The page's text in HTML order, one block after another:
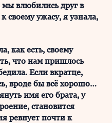
влюбились друг в
своему ужасу, я узнала,
как есть, своему
что нам пришлось
Если вкратце,
вроде бы всё хорошо…
имя его брата, у
становится
ревнует почти к